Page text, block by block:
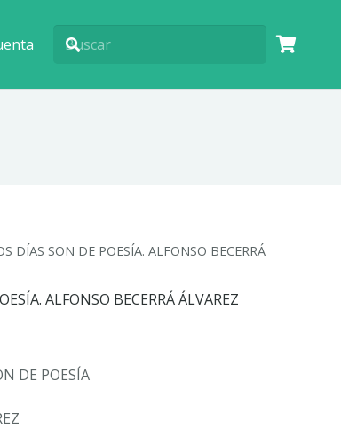
DÍAS SON DE POESÍA. ALFONSO BECERRÁ
ALFONSO BECERRÁ ÁLVAREZ
DE POESÍA